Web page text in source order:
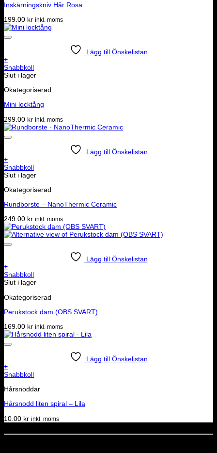
Inskärningskniv Hår Rosa
199.00 kr inkl. moms
Lägg till Önskelistan
+
Snabbkoll
Slut i lager
Okategoriserad
Mini locktång
299.00 kr inkl. moms
Lägg till Önskelistan
+
Snabbkoll
Slut i lager
Okategoriserad
Rundborste – NanoThermic Ceramic
249.00 kr inkl. moms
Lägg till Önskelistan
+
Snabbkoll
Slut i lager
Okategoriserad
Perukstock dam (OBS SVART)
169.00 kr inkl. moms
Lägg till Önskelistan
+
Snabbkoll
Hårsnoddar
Hårsnodd liten spiral – Lila
10.00 kr inkl. moms